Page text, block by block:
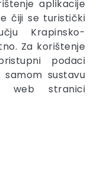
aplikacije
čiji se turistički
Krapinsko-
Za korištenje
podaci
sustavu
web stranici